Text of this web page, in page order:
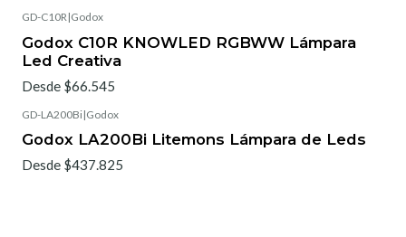
GD-C10R|Godox
Godox C10R KNOWLED RGBWW Lámpara
Led Creativa
Desde $66.545
GD-LA200Bi|Godox
Godox LA200Bi Litemons Lámpara de Leds
Desde $437.825